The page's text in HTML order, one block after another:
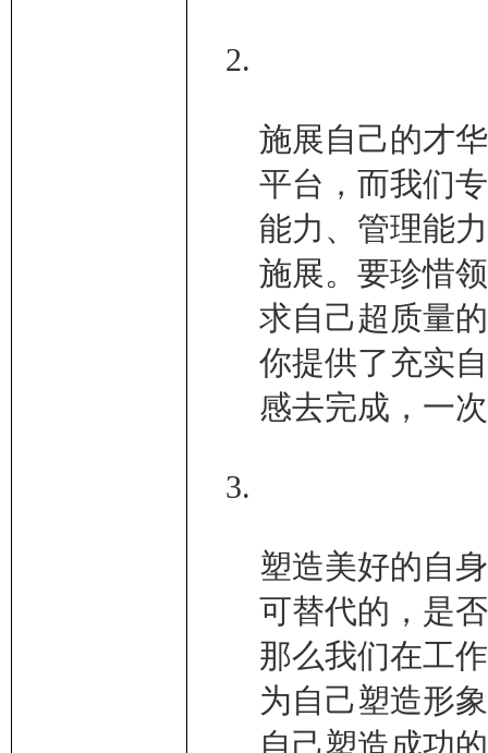
施展自己的才
平台，而我们
能力、管理能
施展。要珍惜
求自己超质量
你提供了充实
感去完成，一
塑造美好的自
可替代的，是
那么我们在工
为自己塑造形
自己塑造成功